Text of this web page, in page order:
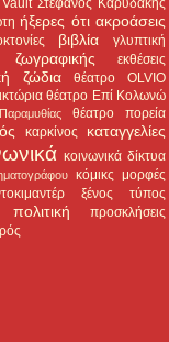
ήξερες ότι ακροάσεις
βιβλία
γλυπτική
ζωγραφικής
εκθέσεις
ζώδια
θέατρο OLVIO
θέατρο Επί Κολωνώ
θέατρο πορεία
καρκίνος
καταγγελίες
κοινωνικά δίκτυα
κόμικς μορφές
ξένος τύπος
πολιτική προσκλήσεις